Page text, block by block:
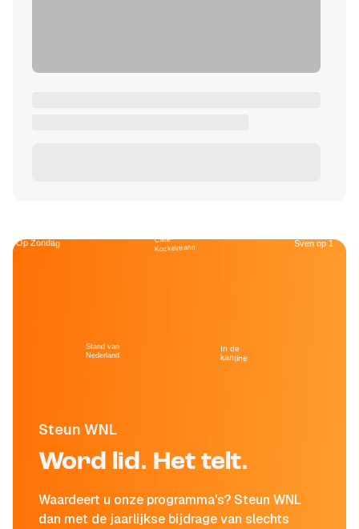
Steun WNL
Word lid. Het telt.
Waardeert u onze programma's? Steun WNL
dan met de jaarlijkse bijdrage van slechts
Op Zondag
Stand van
Nederland
Café
Kockelmann
In de
kantine
Sven op 1